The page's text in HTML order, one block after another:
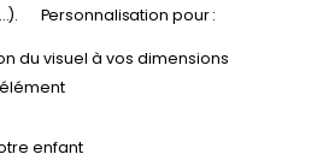
de qualité et facile à poser, ce
les amoureux de la nature et
Personnalisation pour :
du visuel à vos dimensions
enfant